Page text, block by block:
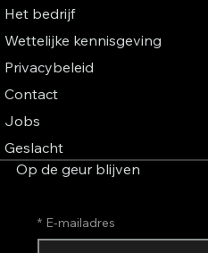
Het bedrijf
Wettelijke kennisgeving
Privacybeleid
Contact
Jobs
Geslacht
Op de geur blijven
* E-mailadres